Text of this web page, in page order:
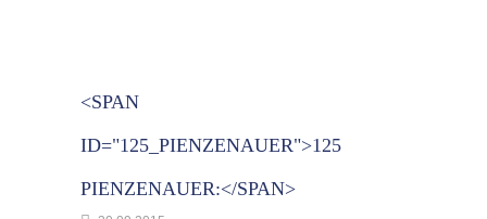
<SPAN
ID="125_PIENZENAUER">125
PIENZENAUER:</SPAN>